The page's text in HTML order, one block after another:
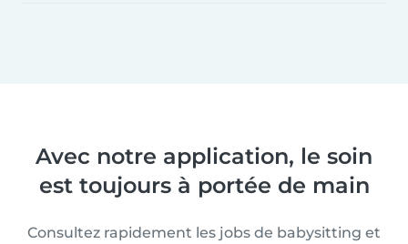
Avec notre application, le soin
est toujours à portée de main
Consultez rapidement les jobs de babysitting et